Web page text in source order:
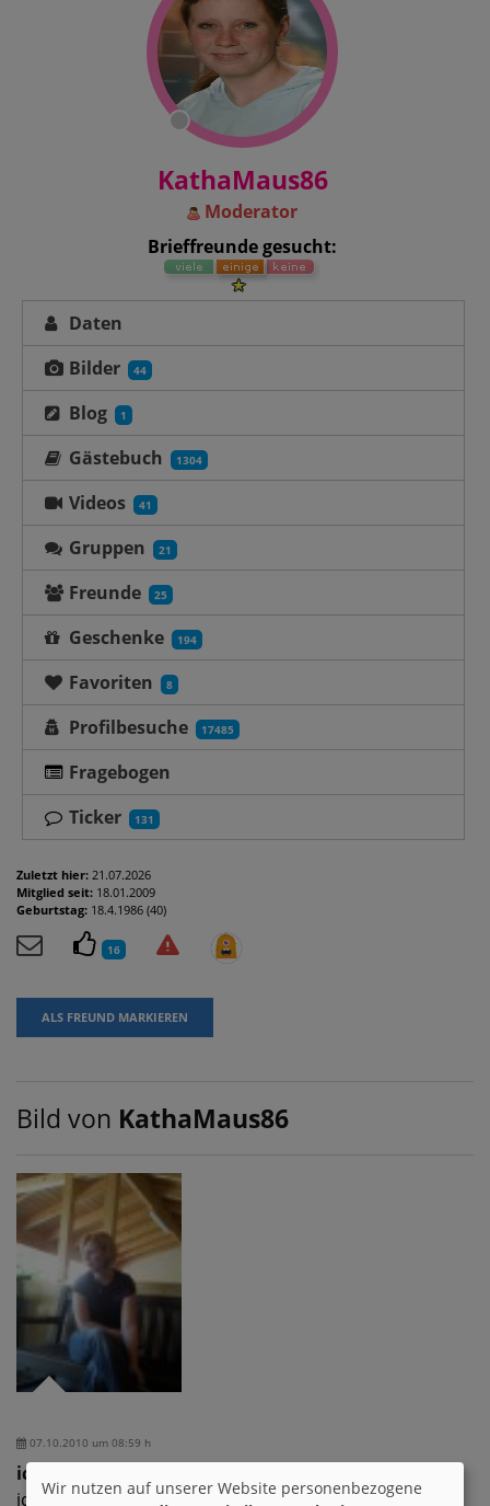
KathaMaus86
Moderator
Brieffreunde gesucht:
Daten
Bilder
44
Blog 1
Gästebuch 1304
Videos 41
Gruppen 21
Freunde 25
Geschenke 194
Favoriten 8
Profilbesuche 17485
Fragebogen
Ticker
131
Zuletzt hier: 21.07.2026
Mitglied seit: 18.01.2009
Geburtstag: 18.4.1986 (40)
16
ALS FREUND MARKIEREN
Bild von KathaMaus86
07.10.2010 um 08:59 h
ich mal wieder
ich mal wieder
Wir nutzen auf unserer Website personenbezogene